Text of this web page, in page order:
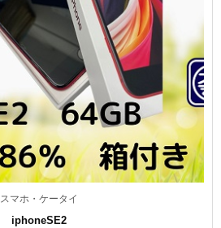
スマホ・ケータイ
iphoneSE2